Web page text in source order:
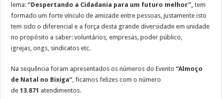
lema:“Despertando a Cidadania para um futuro melhor”,tem
formado um forte vínculo de amizade entre pessoas, justamente isto
tem sido o diferencial e a força desta grande diversidade em unidade
no propósito a saber: voluntários, empresas, poder público,
igrejas, ongs, sindicatos etc.
Na sequência foram apresentados os números do Evento“Almoço
de Natal no Bixiga” , ficamos felizes com o número
de13.871 atendimentos.